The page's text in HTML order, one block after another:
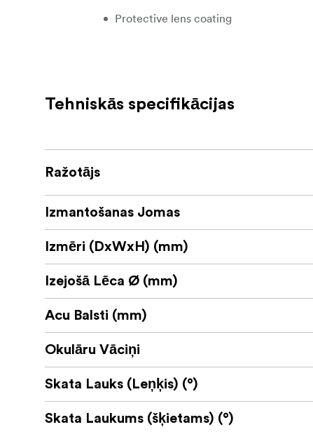
Protective lens coating
Unique hydrophobic coating
Tehniskās specifikācijas
Ražotājs
Izmantošanas Jomas
Izmēri (DxWxH) (mm)
Izejošā Lēca Ø (mm)
Acu Balsti (mm)
Okulāru Vāciņi
Skata Lauks (Leņķis) (°)
Skata Laukums (šķietams) (°)